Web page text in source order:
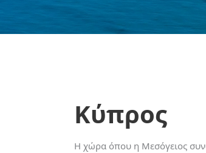
Κύπρος
Η χώρα όπου η Μεσόγειος